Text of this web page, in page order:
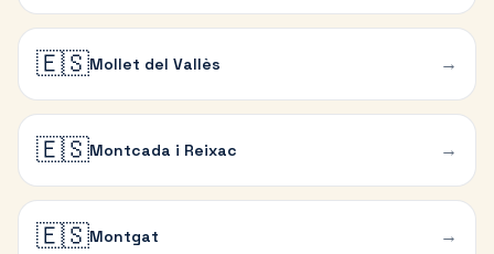
🇪🇸Mollet del Vallès →
🇪🇸Montcada i Reixac →
🇪🇸Montgat →